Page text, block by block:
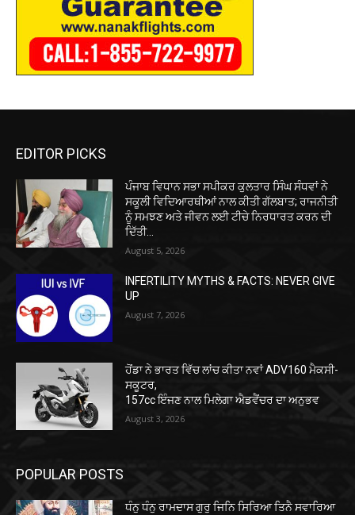
EDITOR PICKS
ਪੰਜਾਬ ਵਿਧਾਨ ਸਭਾ ਸਪੀਕਰ ਕੁਲਤਾਰ ਸਿੰਘ ਸੰਧਵਾਂ ਨੇ
ਸਕੂਲੀ ਵਿਦਿਆਰਥੀਆਂ ਨਾਲ ਕੀਤੀ ਗੱਲਬਾਤ; ਰਾਜਨੀਤੀ
ਨੂੰ ਸਮਝਣ ਅਤੇ ਜੀਵਨ ਲਈ ਟੀਚੇ ਨਿਰਧਾਰਤ ਕਰਨ ਦੀ
ਦਿੱਤੀ...
August 5, 2026
INFERTILITY MYTHS & FACTS: NEVER GIVE
UP
August 7, 2026
ਹੋਂਡਾ ਨੇ ਭਾਰਤ ਵਿੱਚ ਲਾਂਚ ਕੀਤਾ ਨਵਾਂ ADV160 ਮੈਕਸੀ-
ਸਕੂਟਰ,
157cc ਇੰਜਣ ਨਾਲ ਮਿਲੇਗਾ ਐਡਵੈਂਚਰ ਦਾ ਅਨੁਭਵ
August 3, 2026
POPULAR POSTS
ਧੰਨੁ ਧੰਨੁ ਰਾਮਦਾਸ ਗੁਰੁ ਜਿਨਿ ਸਿਰਿਆ ਤਿਨੈ ਸਵਾਰਿਆ